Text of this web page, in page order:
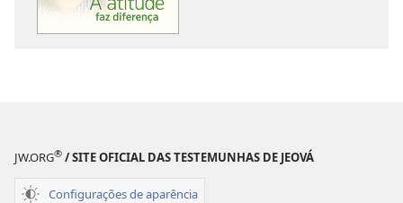
JW.ORG® / SITE OFICIAL DAS TESTEMUNHAS DE JEOVÁ
Configurações de aparência